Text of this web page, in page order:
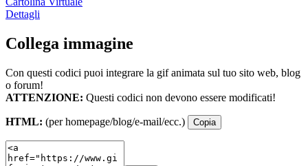
Dettagli
Collega immagine
Con questi codici puoi integrare la gif animata sul tuo sito web, blog
o forum!
ATTENZIONE: Questi codici non devono essere modificati!
HTML: (per homepage/blog/e-mail/ecc.) Copia